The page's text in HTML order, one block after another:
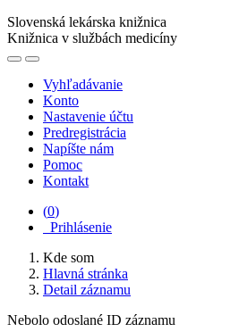
Slovenská lekárska knižnica
Knižnica v službách medicíny
Vyhľadávanie
Konto
Nastavenie účtu
Predregistrácia
Napíšte nám
Pomoc
Kontakt
(0)
Prihlásenie
Kde som
Hlavná stránka
Detail záznamu
Nebolo odoslané ID záznamu